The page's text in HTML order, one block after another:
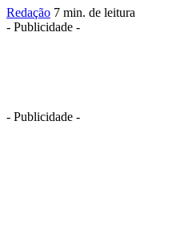
Redação 7 min. de leitura
- Publicidade -
- Publicidade -